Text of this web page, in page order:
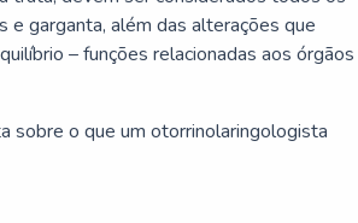
e garganta, além das alterações que
– funções relacionadas aos órgãos
sobre o que um otorrinolaringologista